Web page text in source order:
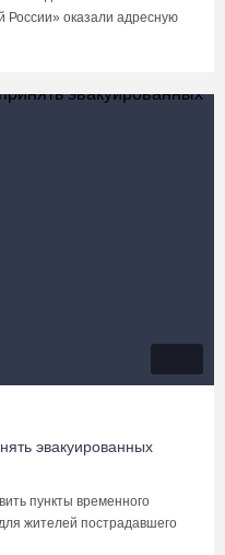
России» оказали адресную
эвакуированных
пункты временного
жителей пострадавшего